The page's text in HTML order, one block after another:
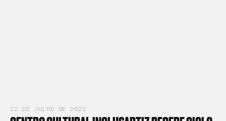
12 DE JULHO DE 2022